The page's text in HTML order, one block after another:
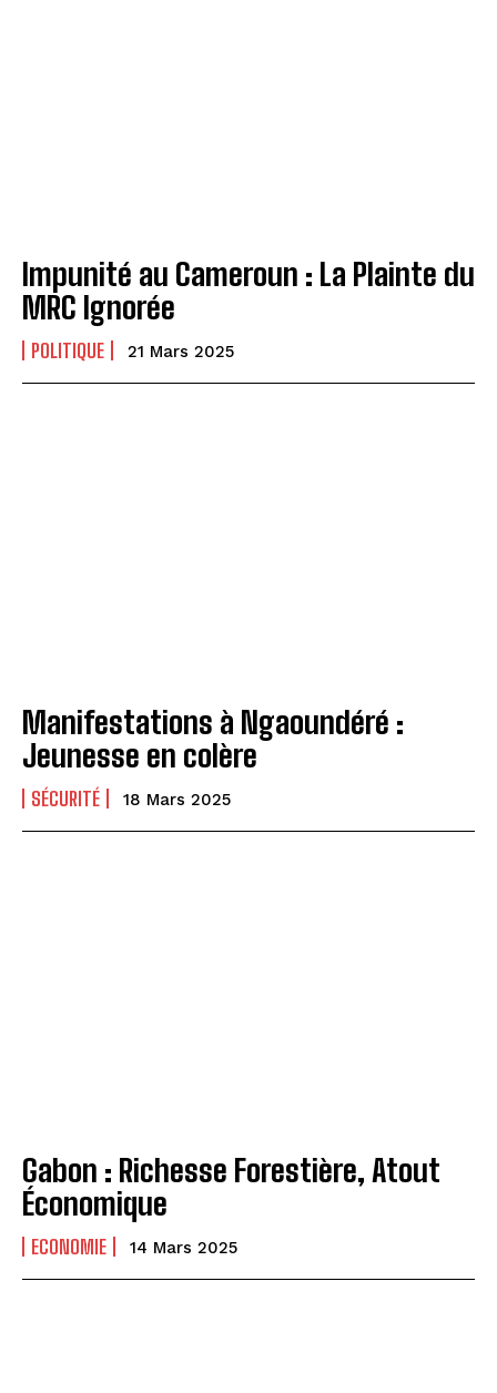
Impunité au Cameroun : La Plainte du
MRC Ignorée
POLITIQUE 21 Mars 2025
Manifestations à Ngaoundéré :
Jeunesse en colère
SÉCURITÉ 18 Mars 2025
Gabon : Richesse Forestière, Atout
Économique
ECONOMIE 14 Mars 2025